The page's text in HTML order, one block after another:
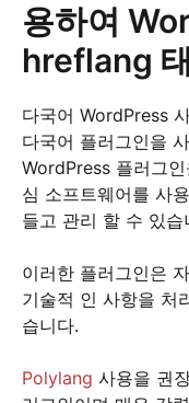
용하여
hreflang
다국어 WordPress
다국어 플러그인을
WordPress 플러그
심 소프트웨어를 사
들고 관리 할 수 ​​있습
이러한 플러그인은
기술적 인 사항을 처
습니다.
Polylang 사용을 권